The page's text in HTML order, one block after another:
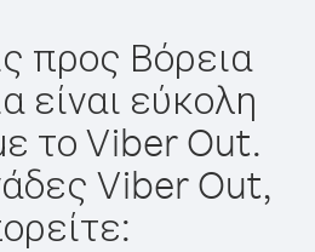
προς Βόρεια
είναι εύκολη
το Viber Out.
Viber Out,